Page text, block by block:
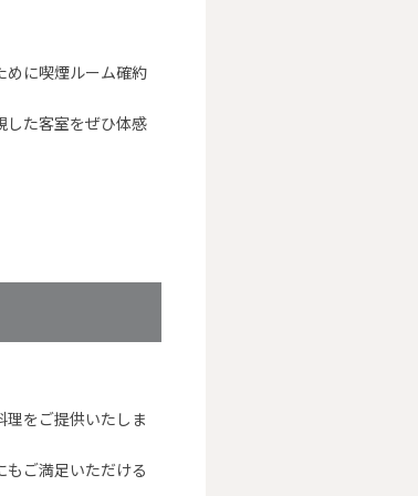
めに喫煙ルーム確約
した客室をぜひ体感
をご提供いたしま
ご満足いただける